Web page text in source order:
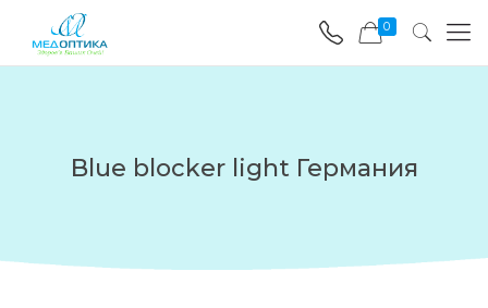
0
Blue blocker light Германия